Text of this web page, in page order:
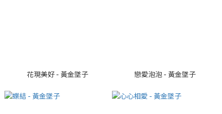
花現美好 - 黃金墜子 戀愛泡泡 - 黃金墜子